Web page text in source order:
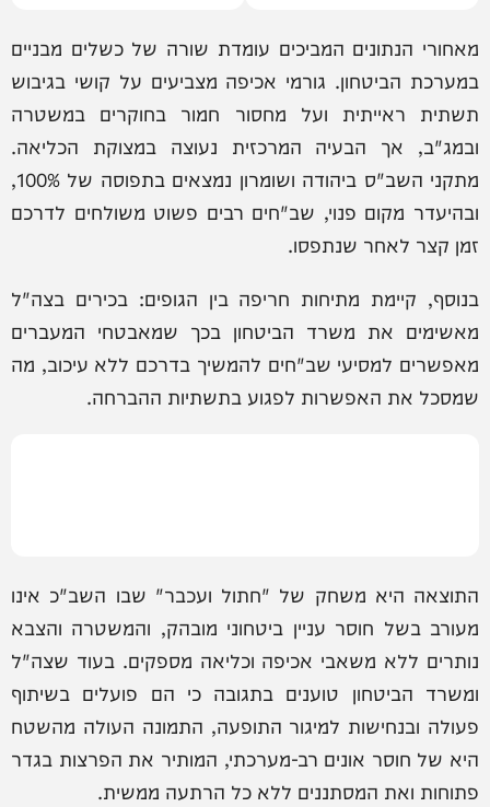
מאחורי הנתונים המביכים עומדת שורה של כשלים מבניים
במערכת הביטחון. גורמי אכיפה מצביעים על קושי בגיבוש
תשתית ראייתית ועל מחסור חמור בחוקרים במשטרה
ובמג"ב, אך הבעיה המרכזית נעוצה במצוקת הכליאה.
מתקני השב"ס ביהודה ושומרון נמצאים בתפוסה של 100%,
ובהיעדר מקום פנוי, שב"חים רבים פשוט משולחים לדרכם
זמן קצר לאחר שנתפסו.
בנוסף, קיימת מתיחות חריפה בין הגופים: בכירים בצה"ל
מאשימים את משרד הביטחון בכך שמאבטחי המעברים
מאפשרים למסיעי שב"חים להמשיך בדרכם ללא עיכוב, מה
שמסכל את האפשרות לפגוע בתשתיות ההברחה.
התוצאה היא משחק של "חתול ועכבר" שבו השב"כ אינו
מעורב בשל חוסר עניין ביטחוני מובהק, והמשטרה והצבא
נותרים ללא משאבי אכיפה וכליאה מספקים. בעוד שצה"ל
ומשרד הביטחון טוענים בתגובה כי הם פועלים בשיתוף
פעולה ובנחישות למיגור התופעה, התמונה העולה מהשטח
היא של חוסר אונים רב-מערכתי, המותיר את הפרצות בגדר
פתוחות ואת המסתננים ללא כל הרתעה ממשית.